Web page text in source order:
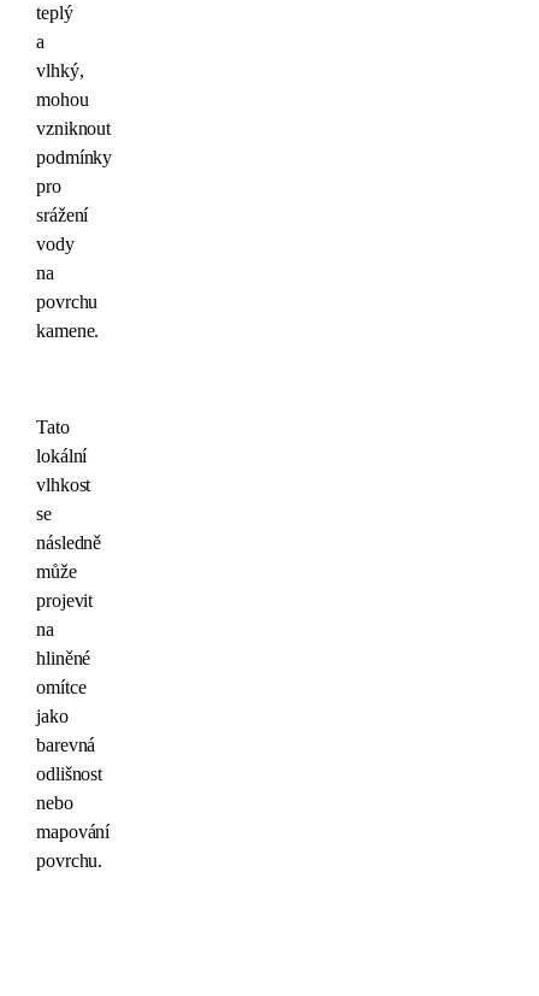
teplý
a
vlhký,
mohou
vzniknout
podmínky
pro
srážení
vody
na
povrchu
kamene.
Tato
lokální
vlhkost
se
následně
může
projevit
na
hliněné
omítce
jako
barevná
odlišnost
nebo
mapování
povrchu.